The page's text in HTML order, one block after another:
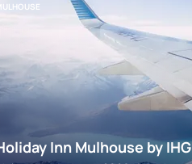
Inn Mulhouse by IHG